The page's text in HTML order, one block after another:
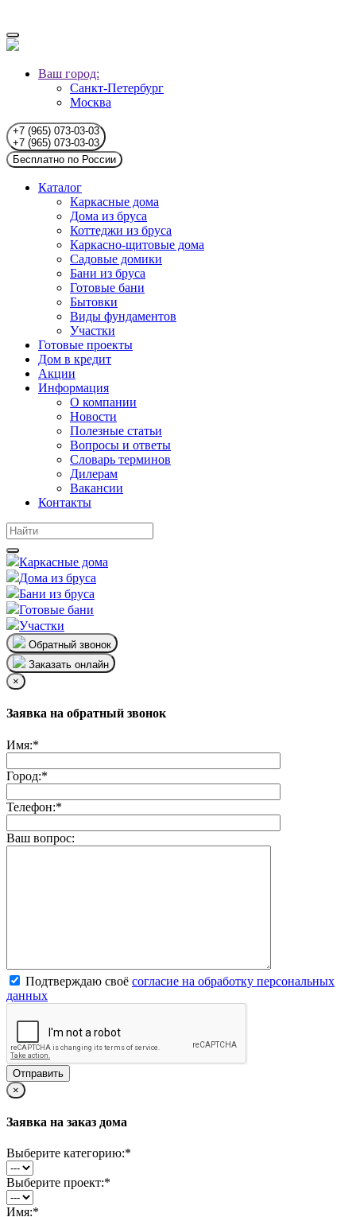
Ваш город:
Санкт-Петербург
Москва
+7 (965) 073-03-03
+7 (965) 073-03-03
Бесплатно по России
Каталог
Каркасные дома
Дома из бруса
Коттеджи из бруса
Каркасно-щитовые дома
Садовые домики
Бани из бруса
Готовые бани
Бытовки
Виды фундаментов
Участки
Готовые проекты
Дом в кредит
Акции
Информация
О компании
Новости
Полезные статьи
Вопросы и ответы
Словарь терминов
Дилерам
Вакансии
Контакты
Каркасные дома
Дома из бруса
Бани из бруса
Готовые бани
Участки
Обратный звонок
Заказать онлайн
×
Заявка на обратный звонок
Имя:*
Город:*
Телефон:*
Ваш вопрос:
Подтверждаю своё согласие на обработку персональных
данных
×
Заявка на заказ дома
Выберите категорию:*
Выберите проект:*
Имя:*